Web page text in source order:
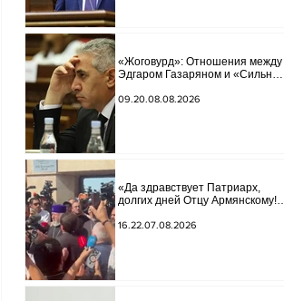
«Жоговурд»: Отношения между
Эдгаром Газаряном и «Сильной
09.20.08.08.2026
«Да здравствует Патриарх,
долгих дней Отцу Армянскому!»
16.22.07.08.2026